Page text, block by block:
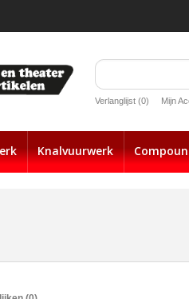
Verlanglijst (0) Mijn
Knalvuurwerk